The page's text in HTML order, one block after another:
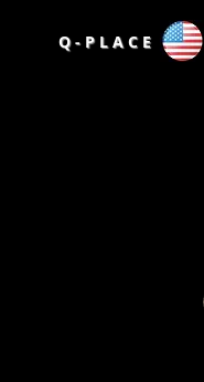
Q - P L A C E